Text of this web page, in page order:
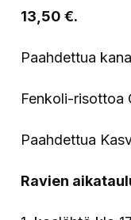
13,50 €.
Paahdettua
Fenkoli-risottoa
Paahdettua
Ravien